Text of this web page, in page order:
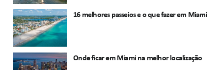
16 melhores passeios e o que fazer em Miami
Onde ficar em Miami na melhor localização